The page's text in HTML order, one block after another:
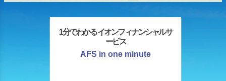
1分でわかる イオンフィナンシャルサ
ービス
AFS in one minute